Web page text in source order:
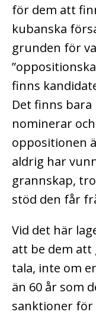
för dem att
kubanska
grunden för
finns
Det finns
nominerar
oppositionen
aldrig har
grannskap,
stöd den får
Vid det här
att be dem att
tala, inte om
än 60 år som
sanktioner för